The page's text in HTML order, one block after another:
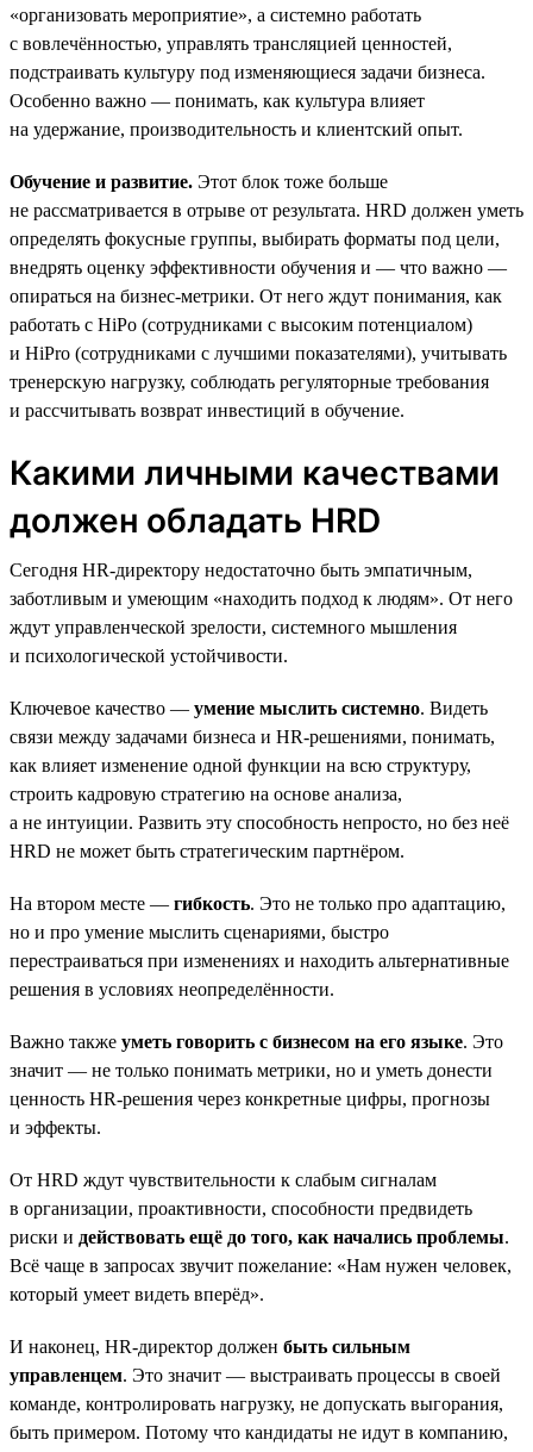
«организовать мероприятие», а системно работать
с вовлечённостью, управлять трансляцией ценностей,
подстраивать культуру под изменяющиеся задачи бизнеса.
Особенно важно — понимать, как культура влияет
на удержание, производительность и клиентский опыт.
Обучение и развитие. Этот блок тоже больше
не рассматривается в отрыве от результата. HRD должен уметь
определять фокусные группы, выбирать форматы под цели,
внедрять оценку эффективности обучения и — что важно —
опираться на бизнес-метрики. От него ждут понимания, как
работать с HiPo (сотрудниками с высоким потенциалом)
и HiPro (сотрудниками с лучшими показателями), учитывать
тренерскую нагрузку, соблюдать регуляторные требования
и рассчитывать возврат инвестиций в обучение.
Какими личными качествами
должен обладать HRD
Сегодня HR-директору недостаточно быть эмпатичным,
заботливым и умеющим «находить подход к людям». От него
ждут управленческой зрелости, системного мышления
и психологической устойчивости.
Ключевое качество — умение мыслить системно. Видеть
связи между задачами бизнеса и HR-решениями, понимать,
как влияет изменение одной функции на всю структуру,
строить кадровую стратегию на основе анализа,
а не интуиции. Развить эту способность непросто, но без неё
HRD не может быть стратегическим партнёром.
На втором месте — гибкость. Это не только про адаптацию,
но и про умение мыслить сценариями, быстро
перестраиваться при изменениях и находить альтернативные
решения в условиях неопределённости.
Важно также уметь говорить с бизнесом на его языке. Это
значит — не только понимать метрики, но и уметь донести
ценность HR-решения через конкретные цифры, прогнозы
и эффекты.
От HRD ждут чувствительности к слабым сигналам
в организации, проактивности, способности предвидеть
риски и действовать ещё до того, как начались проблемы.
Всё чаще в запросах звучит пожелание: «Нам нужен человек,
который умеет видеть вперёд».
И наконец, HR-директор должен быть сильным
управленцем. Это значит — выстраивать процессы в своей
команде, контролировать нагрузку, не допускать выгорания,
быть примером. Потому что кандидаты не идут в компанию,